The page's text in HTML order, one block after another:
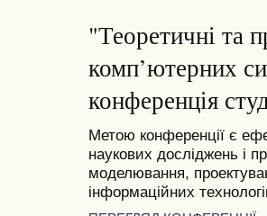
"Теоретичні та
комп’ютерних
конференція
Метою конференції є
наукових досліджень і
моделювання,
інформаційних